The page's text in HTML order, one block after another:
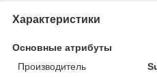
Характеристики
Основные атрибуты
Производитель